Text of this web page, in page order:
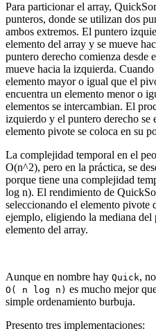
Para particionar el array,
punteros, donde se utilizan dos
ambos extremos. El puntero
elemento del array y se mueve
puntero derecho comienza desde
mueve hacia la izquierda.
elemento mayor o igual que el
encuentra un elemento menor o
elementos se intercambian. El
izquierdo y el puntero derecho se
elemento pivote se coloca en su
La complejidad temporal en el
O(n^2), pero en la práctica, se
porque tiene una complejidad
log n). El rendimiento de
seleccionando el elemento pivote
ejemplo, eligiendo la mediana
elemento del array.
Aunque en nombre hay Quick,
O( n log n) es mucho mejor
simple ordenamiento burbuja.
Presento tres implementaciones: